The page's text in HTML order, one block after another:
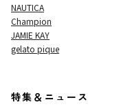
NAUTICA
Champion
JAMIE KAY
gelato pique
特集＆ニュース